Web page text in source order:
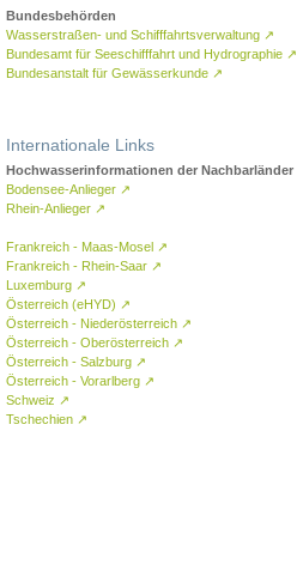
Bundesbehörden
Wasserstraßen- und Schifffahrtsverwaltung ↗
Bundesamt für Seeschifffahrt und Hydrographie ↗
Bundesanstalt für Gewässerkunde ↗
Internationale Links
Hochwasserinformationen der Nachbarländer
Bodensee-Anlieger ↗
Rhein-Anlieger ↗
Frankreich - Maas-Mosel ↗
Frankreich - Rhein-Saar ↗
Luxemburg ↗
Österreich (eHYD) ↗
Österreich - Niederösterreich ↗
Österreich - Oberösterreich ↗
Österreich - Salzburg ↗
Österreich - Vorarlberg ↗
Schweiz ↗
Tschechien ↗